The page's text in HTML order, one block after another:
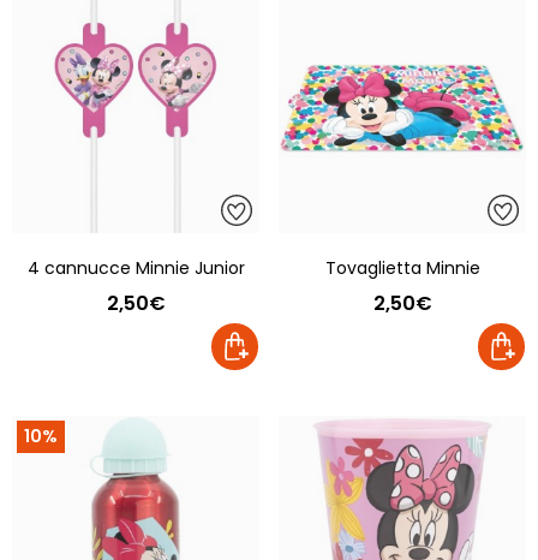
4 cannucce Minnie Junior
2,50€
Tovaglietta Minnie
2,50€
10%